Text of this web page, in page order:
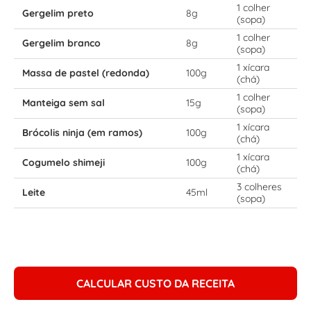
Gergelim preto
8g
1 colher
(sopa)
Gergelim branco
8g
1 colher
(sopa)
Massa de pastel (redonda)
100g
1 xícara
(chá)
Manteiga sem sal
15g
1 colher
(sopa)
Brócolis ninja (em ramos)
100g
1 xícara
(chá)
Cogumelo shimeji
100g
1 xícara
(chá)
Leite
45ml
3 colheres
(sopa)
CALCULAR CUSTO DA RECEITA